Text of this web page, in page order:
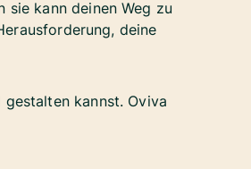
sie kann deinen Weg zu
deine
kannst. Oviva